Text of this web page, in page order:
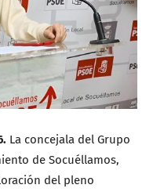
La concejala del Grupo
de Socuéllamos,
del pleno